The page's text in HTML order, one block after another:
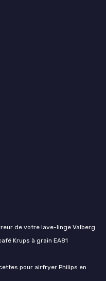
de votre lave-linge Valberg
Krups à grain EA81
pour airfryer Philips en